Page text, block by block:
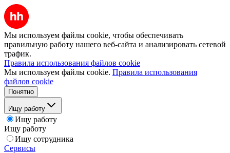
Мы используем файлы cookie, чтобы обеспечивать
правильную работу нашего веб-сайта и анализировать сетевой
трафик.
Правила использования файлов cookie
Мы используем файлы cookie. Правила использования
файлов cookie
Понятно
Ищу работу
Ищу работу
Ищу работу
Ищу сотрудника
Сервисы